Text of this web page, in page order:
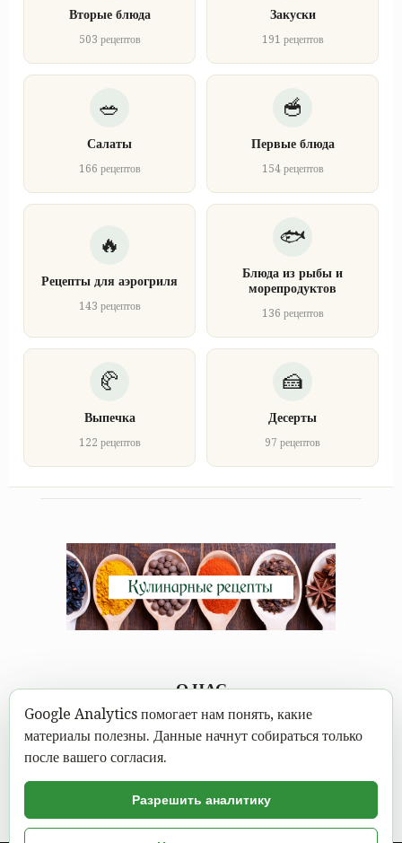
Вторые блюда
503 рецептов
Закуски
191 рецептов
Салаты
166 рецептов
Первые блюда
154 рецептов
Рецепты для аэрогриля
143 рецептов
Блюда из рыбы и
морепродуктов
136 рецептов
Выпечка
122 рецептов
Десерты
97 рецептов
О НАС
Каждому под силу научиться вкусно готовить, а в
современном мире это можно сделать не выходя из дома.
кулинарными рецептами, выбрать вкусное блюдо и следовать
пошаговой инструкции с фото.
Google Analytics помогает нам понять, какие
материалы полезны. Данные начнут собираться только
после вашего согласия.
Разрешить аналитику